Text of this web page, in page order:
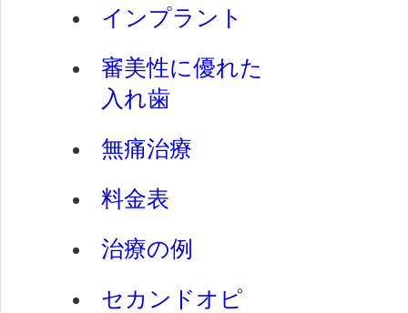
インプラント
審美性に優れた
入れ歯
無痛治療
料金表
治療の例
セカンドオピ